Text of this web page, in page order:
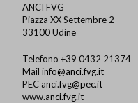
ANCI FVG
Piazza XX Settembre 2
33100 Udine
Telefono +39 0432 21374
Mailinfo@anci.fvg.it
PEC anci.fvg@pec.it
www.anci.fvg.it